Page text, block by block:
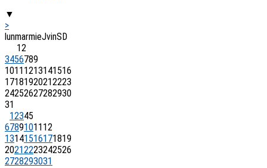
▼
>
lunmarmieJvinS D
12
3456789
1011 1213141516
17181920212223
24252627282930
31
12345
67891011 12
13141516171819
20212223242526
2728293031